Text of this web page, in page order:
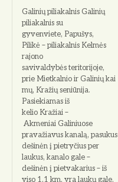
Galinių piliakalnis Galinių
piliakalnis su
gyvenviete, Papušys,
Pilikė – piliakalnis Kelmės
rajono
savivaldybės teritorijoje,
prie Mietkalnio ir Galinių kai
mų, Kražių seniūnija.
Pasiekiamas iš
kelio Kražiai –
Akmeniai Galiniuose
pravažiavus kanalą, pasukus
dešinėn į pietryčius per
laukus, kanalo gale –
dešinėn į pietvakarius – iš
viso 1,1 km, yra laukų gale.